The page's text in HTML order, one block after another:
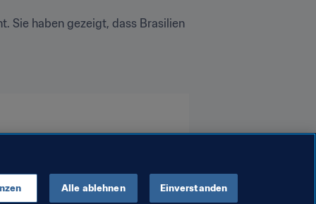
Sie haben gezeigt, dass Brasilien
Alle ablehnen Einverstanden